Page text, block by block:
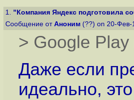
1. "Компания Яндекс подготовила
Сообщение от Аноним (??) on 20-Фев-
> Google
Даже если
идеально,